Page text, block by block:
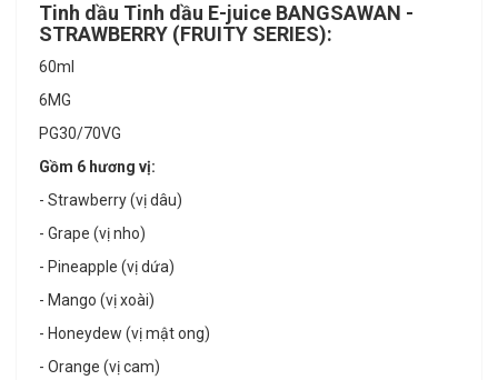
Tinh dầu Tinh dầu E-juice BANGSAWAN -
STRAWBERRY (FRUITY SERIES):
60ml
6MG
PG30/70VG
Gồm 6 hương vị:
- Strawberry (vị dâu)
- Grape (vị nho)
- Pineapple (vị dứa)
- Mango (vị xoài)
- Honeydew (vị mật ong)
- Orange (vị cam)